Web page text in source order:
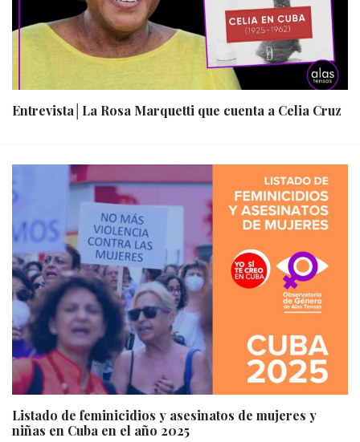
Entrevista│La Rosa Marquetti que cuenta a Celia Cruz
Listado de feminicidios y asesinatos de mujeres y
niñas en Cuba en el año 2025